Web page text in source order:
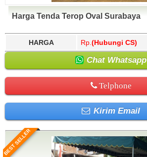
Harga Tenda Terop Oval Surabaya
HARGA Rp. (Hubungi CS)
Chat Whatsapp
Telphone
Kirim Email
BEST SELLER